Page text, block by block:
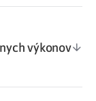
výkonov